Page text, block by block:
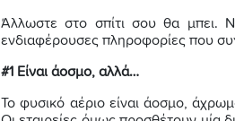
Άλλωστε στο σπίτι σου θα μπει.
ενδιαφέρουσες πληροφορίες που
#1 Είναι άοσμο, αλλά…
Το φυσικό αέριο είναι άοσμο,